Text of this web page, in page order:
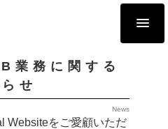
業務に関する
せ
News
Websiteをご愛顧いただ